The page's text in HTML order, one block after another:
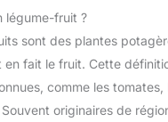
légume-fruit ?
sont des plantes
en fait le fruit. Cette
comme les
originaires de